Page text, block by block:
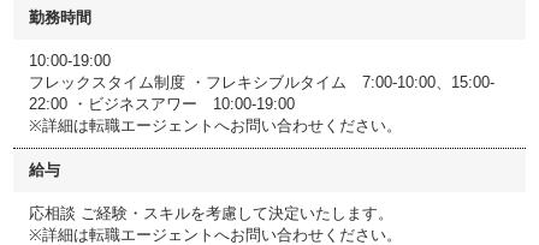
勤務時間
10:00-19:00
フレックスタイム制度 ・フレキシブルタイム 7:00-10:00、15:00-
22:00 ・ビジネスアワー 10:00-19:00
※詳細は転職エージェントへお問い合わせください。
給与
応相談 ご経験・スキルを考慮して決定いたします。
※詳細は転職エージェントへお問い合わせください。